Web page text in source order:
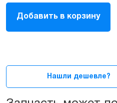
Клавиатура
для
А1211,
Добавить в корзину
Нашли дешевле?